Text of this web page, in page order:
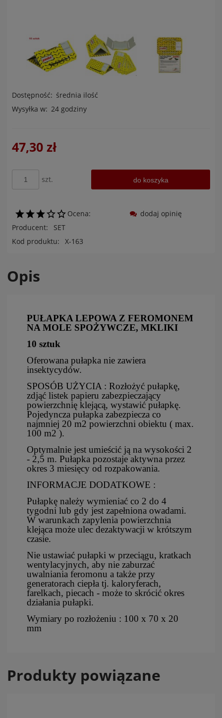
Dostępność: średnia ilość
Wysyłka w: 24 godziny
47,30 zł
szt. do koszyka
Ocena:
Producent:
SET
Kod produktu:
X-163
dodaj opinię
Opis
PUŁAPKA LEPOWA Z FEROMONEM
NA MOLE SPOŻYWCZE, MKLIKI
10 sztuk
Oferowana pułapka nie zawiera
insektycydów.
SPOSÓB UŻYCIA : Rozłożyć pułapkę,
zdjąć listek papieru zabezpieczający
powierzchnię klejącą, wystawić pułapkę.
Pojedyncza pułapka zabezpiecza co
najmniej 20 m2 powierzchni obiektu ( max.
100 m2 ).
Optymalnie jest umieścić ją na wysokości 2
- 2,5 m. Pułapka pozostaje aktywna przez
okres 3 miesięcy od rozpakowania.
INFORMACJE DODATKOWE :
Pułapkę należy wymieniać co 2 do 4
tygodni lub gdy jest zapełniona owadami.
W warunkach zapylenia powierzchnia
klejąca może ulec dezaktywacji w krótszym
czasie.
Nie ustawiać pułapki w przeciągu, kratkach
wentylacyjnych, aby nie zaburzać
uwalniania feromonu a także przy
generatorach ciepła tj. kaloryferach,
farelkach, piecach - może to skrócić okres
działania pułapki.
Wymiary po rozłożeniu : 100 x 70 x 20
mm
Produkty powiązane